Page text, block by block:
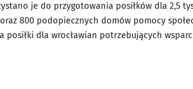
je do przygotowania posiłków dla 2,5
800 podopiecznych domów pomocy
posiłki dla wrocławian potrzebujących